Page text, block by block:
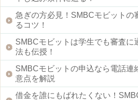
急ぎの方必見！SMBCモビットの
るコツ！
SMBCモビットは学生でも審査に
法も伝授！
SMBCモビットの申込なら電話連
意点を解説
借金を誰にもばれたくない！